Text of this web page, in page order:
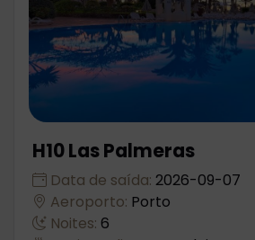
H10 Las Palmeras
Data de saída: 2026-09-07
Aeroporto: Porto
Noites: 6